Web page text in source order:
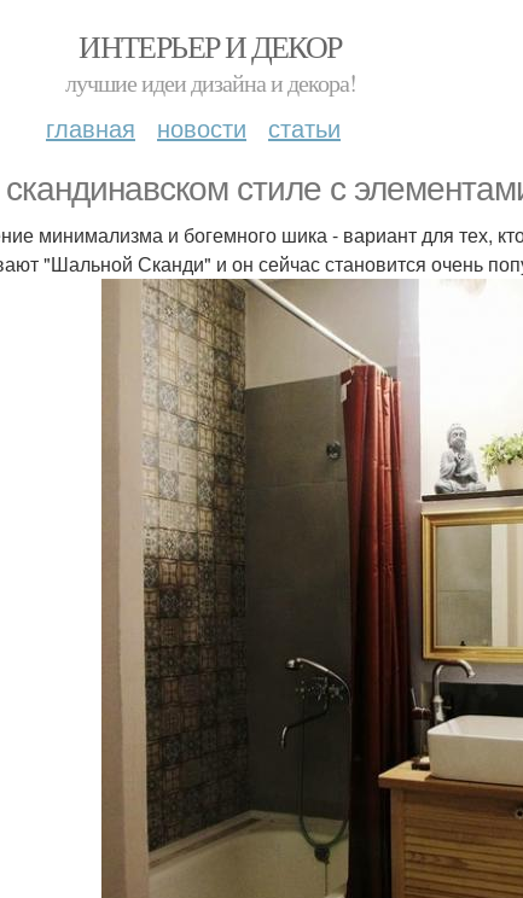
ИНТЕРЬЕР И ДЕКОР
лучшие идеи дизайна и декора!
главная новости статьи
стиле с
минимализма и богемного шика - вариант для тех,
"Шальной Сканди" и он сейчас становится очень